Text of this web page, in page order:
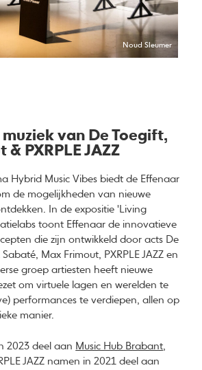
Noud Sleumer
muziek van De Toegift,
& PXRPLE JAZZ
Hybrid Music Vibes biedt de Effenaar
de mogelijkheden van nieuwe
In de expositie 'Living
toont Effenaar de innovatieve
die zijn ontwikkeld door acts De
Sabaté, Max Frimout, PXRPLE JAZZ en
groep artiesten heeft nieuwe
om virtuele lagen en werelden te
performances te verdiepen, allen op
manier.
2023 deel aan Music Hub Brabant
JAZZ namen in 2021 deel aan